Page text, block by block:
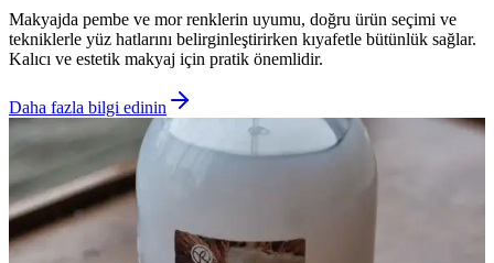
Makyajda pembe ve mor renklerin uyumu, doğru ürün seçimi ve
tekniklerle yüz hatlarını belirginleştirirken kıyafetle bütünlük sağlar.
Kalıcı ve estetik makyaj için pratik önemlidir.
Daha fazla bilgi edinin